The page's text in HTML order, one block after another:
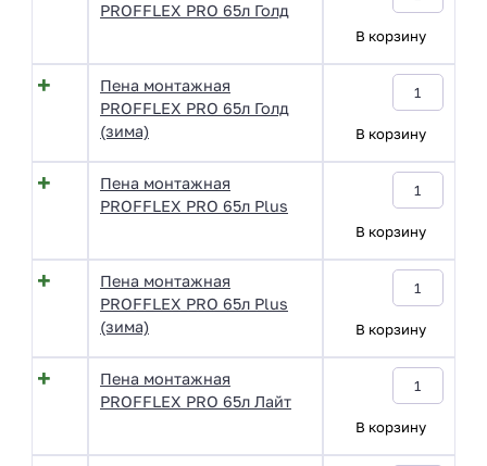
PROFFLEX PRO 65л Голд
В корзину
Пена монтажная
PROFFLEX PRO 65л Голд
(зима)
В корзину
Пена монтажная
PROFFLEX PRO 65л Plus
В корзину
Пена монтажная
PROFFLEX PRO 65л Plus
(зима)
В корзину
Пена монтажная
PROFFLEX PRO 65л Лайт
В корзину